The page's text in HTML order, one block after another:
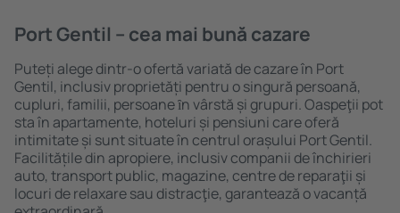
Port Gentil – cea mai bună cazare
Puteți alege dintr-o ofertă variată de cazare în Port
Gentil, inclusiv proprietăți pentru o singură persoană,
cupluri, familii, persoane ȋn vârstă și grupuri. Oaspeţii pot
sta în apartamente, hoteluri și pensiuni care oferă
intimitate și sunt situate în centrul orașului Port Gentil.
Facilitățile din apropiere, inclusiv companii de închirieri
auto, transport public, magazine, centre de reparaţii și
locuri de relaxare sau distracţie, garantează o vacanță